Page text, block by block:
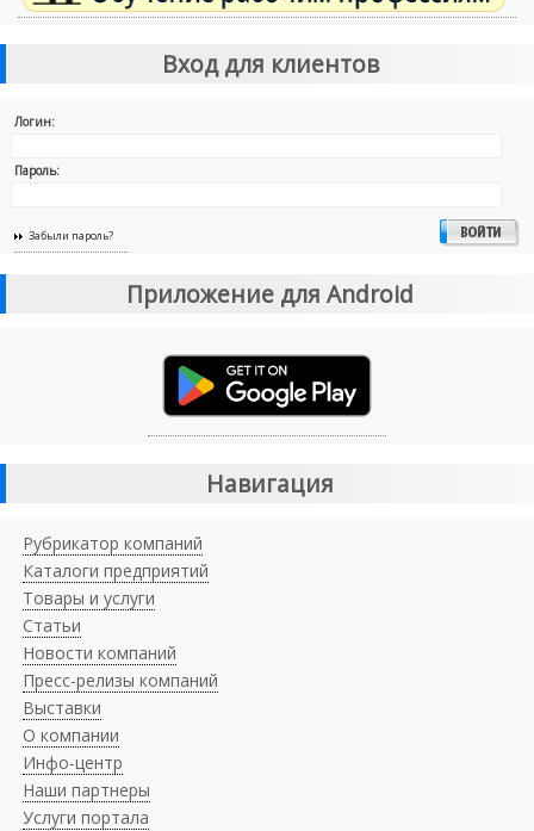
Вход для клиентов
Логин:
Пароль:
Забыли пароль?
Приложение для Android
Навигация
Рубрикатор компаний
Каталоги предприятий
Товары и услуги
Статьи
Новости компаний
Пресс-релизы компаний
Выставки
О компании
Инфо-центр
Наши партнеры
Услуги портала